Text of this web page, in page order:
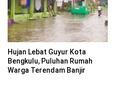
Hujan Lebat Guyur Kota
Bengkulu, Puluhan Rumah
Warga Terendam Banjir